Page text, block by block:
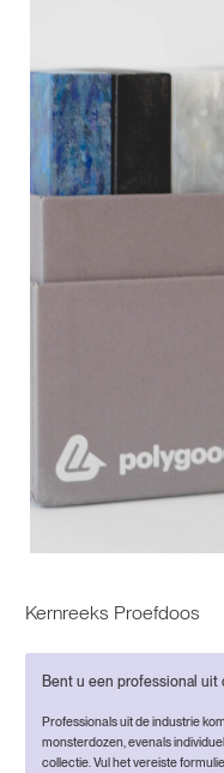
Kernreeks Proefdoos
Bent u een professional uit
Professionals uit de industrie
monsterdozen, evenals
collectie. Vul het vereiste